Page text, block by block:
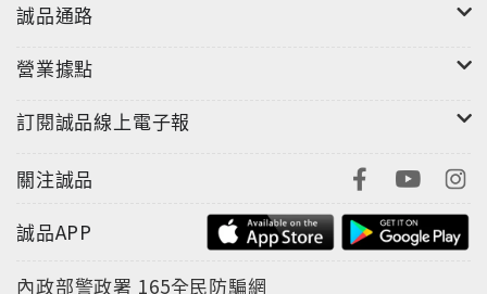
誠品通路
營業據點
訂閱誠品線上電子報
關注誠品
誠品APP
內政部警政署 165全民防騙網